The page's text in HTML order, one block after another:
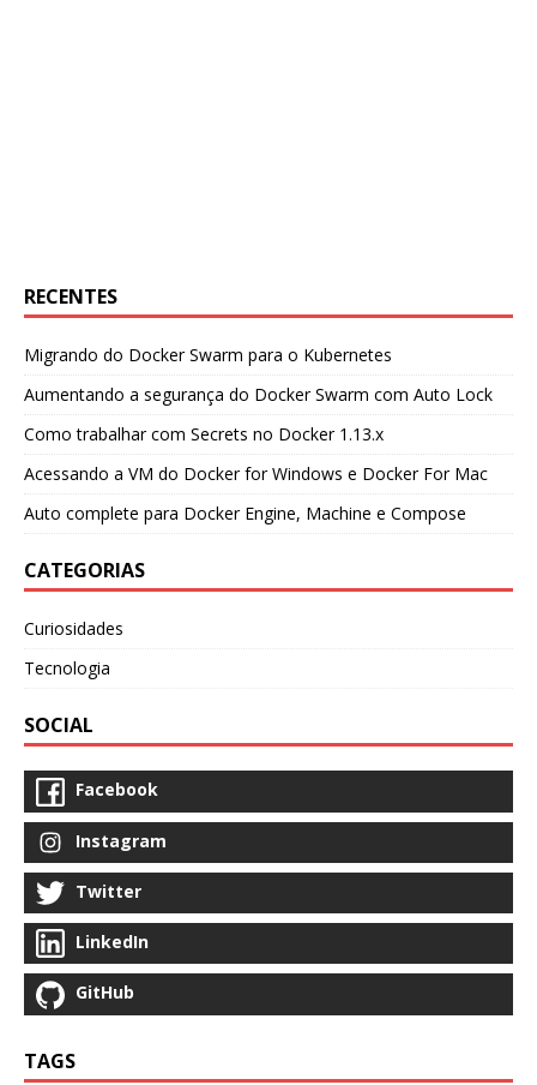
RECENTES
Migrando do Docker Swarm para o Kubernetes
Aumentando a segurança do Docker Swarm com Auto Lock
Como trabalhar com Secrets no Docker 1.13.x
Acessando a VM do Docker for Windows e Docker For Mac
Auto complete para Docker Engine, Machine e Compose
CATEGORIAS
Curiosidades
Tecnologia
SOCIAL
Facebook
Instagram
Twitter
LinkedIn
GitHub
TAGS